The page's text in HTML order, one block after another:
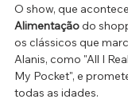
O show, que
Alimentação do
os clássicos que
Alanis, como "All I
My Pocket", e
todas as idades.